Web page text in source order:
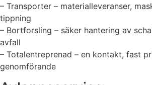
– Transporter – materialleveranser,
tippning
– Bortforsling – säker hantering av
avfall
– Totalentreprenad – en kontakt, fast
genomförande